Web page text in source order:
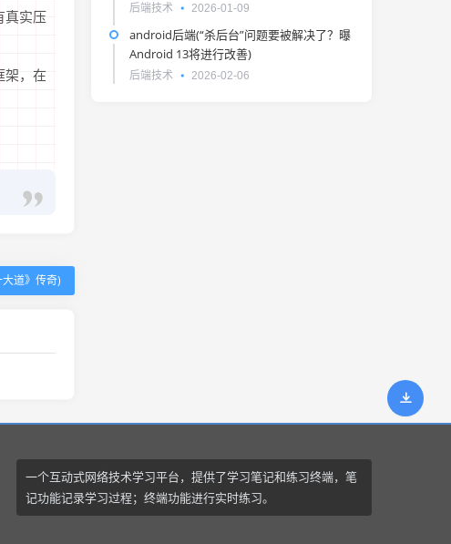
真实压
架，在
道》传奇)
后端技术 2026-01-09
android后端(“杀后台”问题要被解决了？曝
Android 13将进行改善)
后端技术 2026-02-06
一个互动式网络技术学习平台，提供了学习笔记和练习终端，笔
记功能记录学习过程；终端功能进行实时练习。